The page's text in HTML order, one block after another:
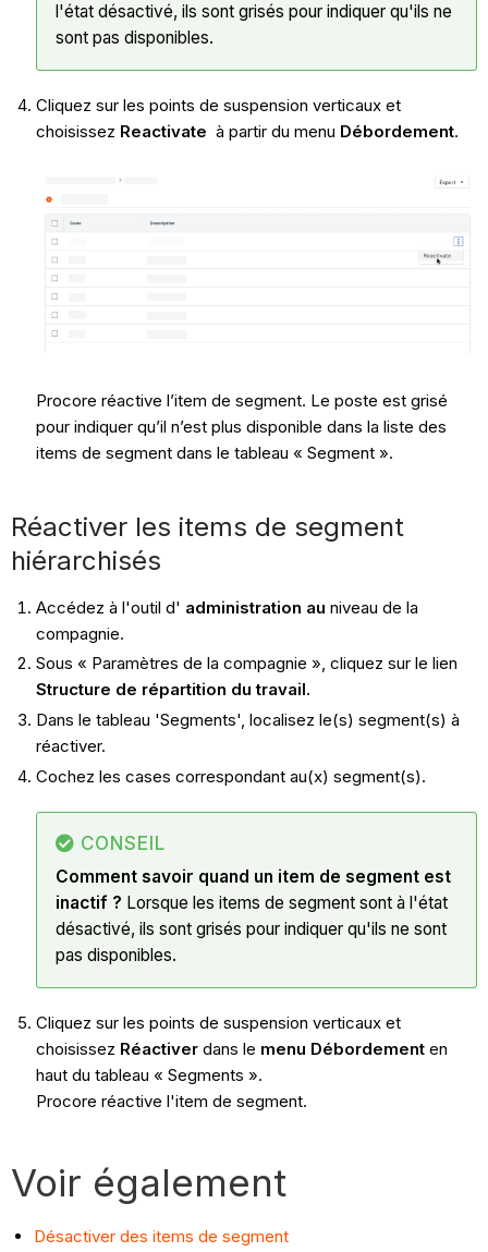
l'état désactivé, ils sont grisés pour indiquer qu'ils ne
sont pas disponibles.
Cliquez sur les points de suspension verticaux et
choisissez Reactivate à partir du menu Débordement.
Procore réactive l’item de segment. Le poste est grisé
pour indiquer qu’il n’est plus disponible dans la liste des
items de segment dans le tableau « Segment ».
Réactiver les items de segment
hiérarchisés
Accédez à l'outil d' administration au niveau de la
compagnie.
Sous « Paramètres de la compagnie », cliquez sur le lien
Structure de répartition du travail.
Dans le tableau 'Segments', localisez le(s) segment(s) à
réactiver.
Cochez les cases correspondant au(x) segment(s).
CONSEIL
Comment savoir quand un item de segment est
inactif ? Lorsque les items de segment sont à l'état
désactivé, ils sont grisés pour indiquer qu'ils ne sont
pas disponibles.
Cliquez sur les points de suspension verticaux et
choisissez Réactiverdans le menu Débordementen
haut du tableau « Segments ».
Procore réactive l'item de segment.
Voir également
Désactiver des items de segment